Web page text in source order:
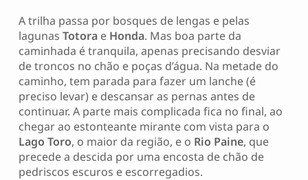
A trilha passa por bosques de lengas e pelas
lagunas Totorae Honda. Mas boa parte da
caminhada é tranquila, apenas precisando desviar
de troncos no chão e poças d’água. Na metade do
caminho, tem parada para fazer um lanche (é
preciso levar) e descansar as pernas antes de
continuar. A parte mais complicada fica no final, ao
chegar ao estonteante mirante com vista para o
Lago Toro, o maior da região, e o Rio Paine, que
precede a descida por uma encosta de chão de
pedriscos escuros e escorregadios.